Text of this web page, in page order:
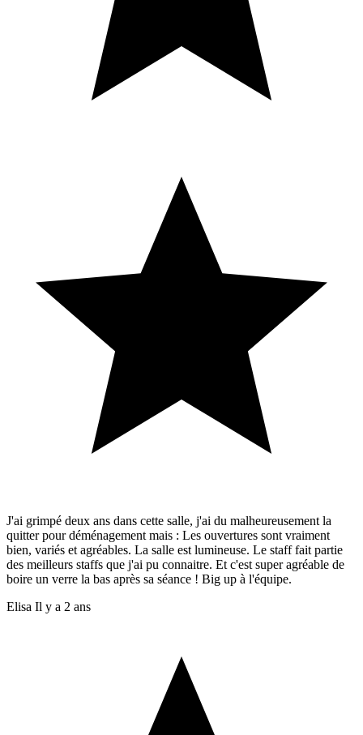
J'ai grimpé deux ans dans cette salle, j'ai du malheureusement la
quitter pour déménagement mais : Les ouvertures sont vraiment
bien, variés et agréables. La salle est lumineuse. Le staff fait partie
des meilleurs staffs que j'ai pu connaitre. Et c'est super agréable de
boire un verre la bas après sa séance ! Big up à l'équipe.
Elisa Il y a 2 ans